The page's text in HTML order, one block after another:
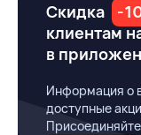
Скидка -
клиентам
в
Информация о
доступные